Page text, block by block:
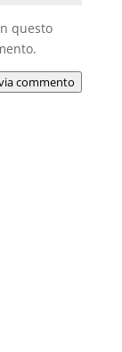
questo
commento